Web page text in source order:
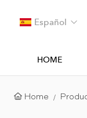
Español
HOME
Home